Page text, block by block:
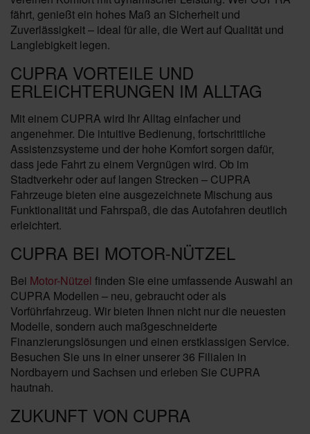
fährt, genießt ein hohes Maß an Sicherheit und
Zuverlässigkeit – ideal für alle, die Wert auf Qualität und
Langlebigkeit legen.
CUPRA VORTEILE UND
ERLEICHTERUNGEN IM ALLTAG
Mit einem CUPRA wird Ihr Alltag einfacher und
angenehmer. Die intuitive Bedienung, fortschrittliche
Assistenzsysteme und der hohe Komfort sorgen dafür,
dass jede Fahrt zu einem Vergnügen wird. Ob im
Stadtverkehr oder auf langen Strecken – CUPRA
Fahrzeuge bieten eine ausgezeichnete Mischung aus
Funktionalität und Fahrspaß, die das Autofahren deutlich
erleichtert.
CUPRA BEI MOTOR-NÜTZEL
Bei Motor-Nützel finden Sie eine umfassende Auswahl an
CUPRA Modellen – neu, gebraucht oder als
Vorführfahrzeug. Wir bieten Ihnen nicht nur die neuesten
Modelle, sondern auch maßgeschneiderte
Finanzierungslösungen und einen erstklassigen Service.
Besuchen Sie uns in einer unserer 36 Filialen in
Nordbayern und Sachsen und erleben Sie CUPRA
hautnah.
ZUKUNFT VON CUPRA